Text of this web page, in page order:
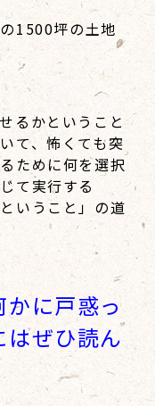
1500坪の土地
るかということ
て、怖くても突
ために何を選択
て実行する
いうこと」の道
かに戸惑っ
はぜひ読ん